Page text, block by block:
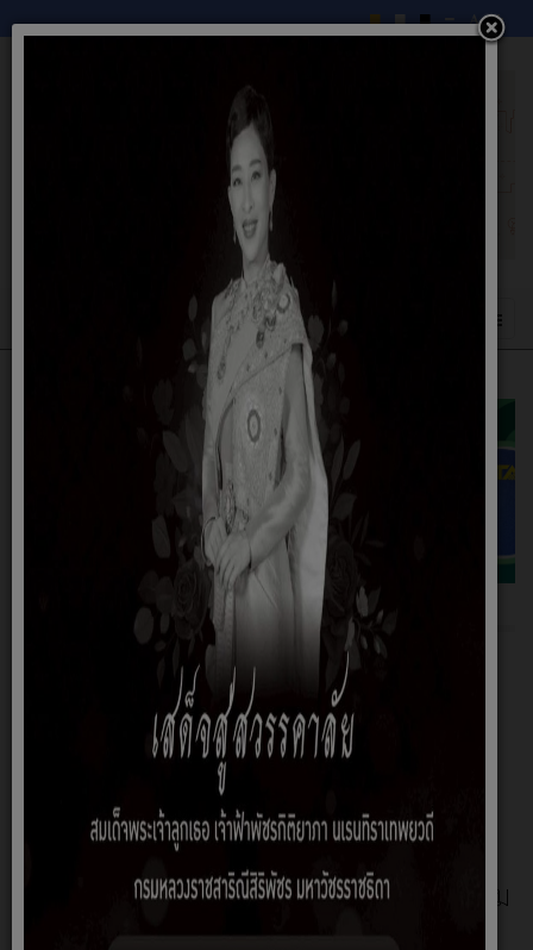
ข่าวประชาสัมพันธ์
21 กรกฎาคม, 2569
นายกและคณะทีมงานลงพื้นที่แก้ปัญหาน้ำท่วม